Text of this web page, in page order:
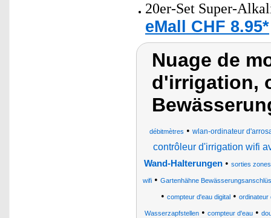
20er-Set Super-
eMall CHF 8.95*
Nuage de
d'irrigation,
débitmètres • wlan-ordinateur
contrôleur d'irrigation wifi
Wand-Halterungen • sorties
wifi • Gartenhähne
• compteur d'eau digital• ordinateur
Wasserzapfstellen • compteur d'eau •